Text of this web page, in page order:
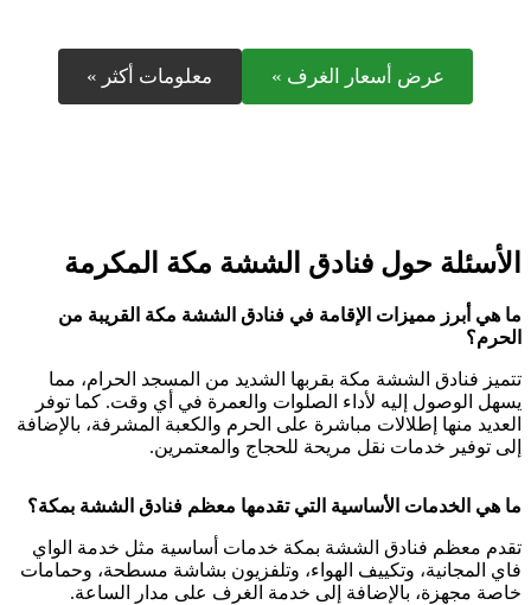
عرض أسعار الغرف » معلومات أكثر »
الأسئلة حول فنادق الششة مكة المكرمة
ما هي أبرز مميزات الإقامة في فنادق الششة مكة القريبة من
الحرم؟
تتميز فنادق الششة مكة بقربها الشديد من المسجد الحرام، مما
يسهل الوصول إليه لأداء الصلوات والعمرة في أي وقت. كما توفر
العديد منها إطلالات مباشرة على الحرم والكعبة المشرفة، بالإضافة
إلى توفير خدمات نقل مريحة للحجاج والمعتمرين.
ما هي الخدمات الأساسية التي تقدمها معظم فنادق الششة بمكة؟
تقدم معظم فنادق الششة بمكة خدمات أساسية مثل خدمة الواي
فاي المجانية، وتكييف الهواء، وتلفزيون بشاشة مسطحة، وحمامات
خاصة مجهزة، بالإضافة إلى خدمة الغرف على مدار الساعة.